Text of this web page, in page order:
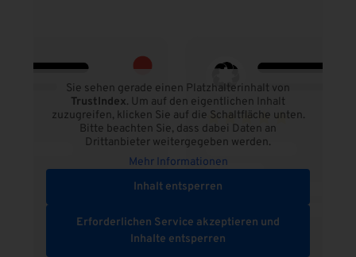
Sie sehen gerade einen Platzhalterinhalt von
TrustIndex. Um auf den eigentlichen Inhalt
zuzugreifen, klicken Sie auf die Schaltfläche unten.
Bitte beachten Sie, dass dabei Daten an
Drittanbieter weitergegeben werden.
Mehr Informationen
Inhalt entsperren
Erforderlichen Service akzeptieren und
Inhalte entsperren